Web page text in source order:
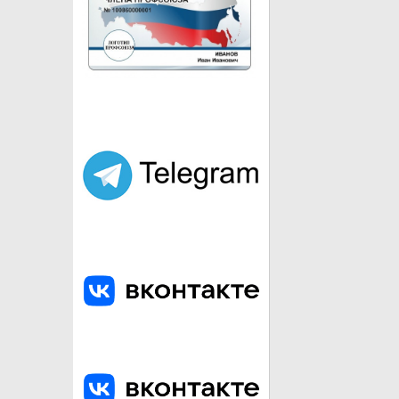
город Улан-Удэ. Население 426 650 (2015).
ПАМЯТНИК ВЛАДИМИРУ ИЛЬИЧУ ЛЕНИНУ